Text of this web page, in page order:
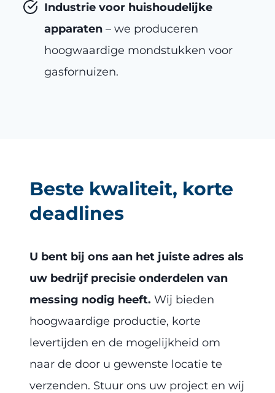
Industrie voor huishoudelijke
apparaten – we produceren
hoogwaardige mondstukken voor
gasfornuizen.
Beste kwaliteit, korte
deadlines
U bent bij ons aan het juiste adres als
uw bedrijf precisie onderdelen van
messing nodig heeft. Wij bieden
hoogwaardige productie, korte
levertijden en de mogelijkheid om
naar de door u gewenste locatie te
verzenden. Stuur ons uw project en wij